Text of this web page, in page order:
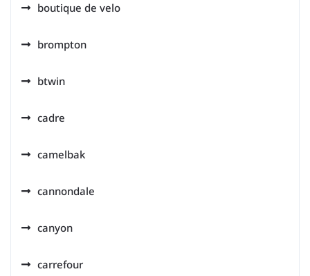
boutique de velo
brompton
btwin
cadre
camelbak
cannondale
canyon
carrefour